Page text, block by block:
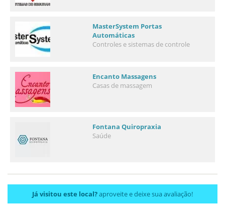
MasterSystem Portas
Automáticas
Controles e sistemas de controle
Encanto Massagens
Casas de massagem
Fontana Quiropraxia
Saúde
Já visitou este local?aproveite e deixe sua avaliação!